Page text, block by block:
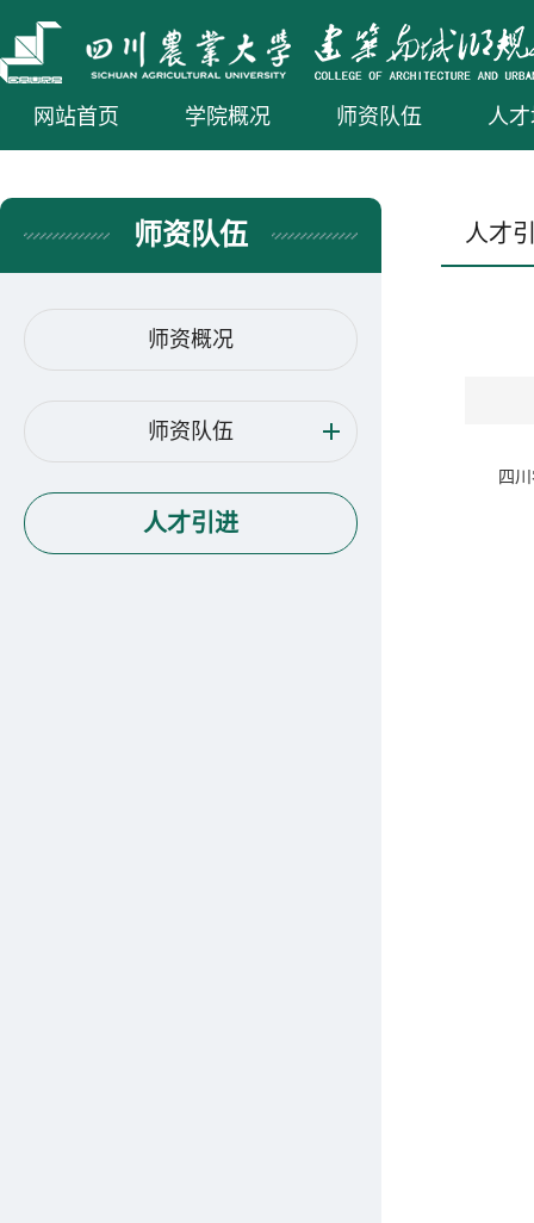
网站首页 学院概况 师资队伍 人
师资队伍
师资概况
师资队伍
人才引进
人才
四